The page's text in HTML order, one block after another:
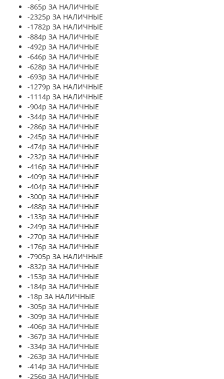
-865р ЗА НАЛИЧНЫЕ
-2325р ЗА НАЛИЧНЫЕ
-1782р ЗА НАЛИЧНЫЕ
-884р ЗА НАЛИЧНЫЕ
-492р ЗА НАЛИЧНЫЕ
-646р ЗА НАЛИЧНЫЕ
-628р ЗА НАЛИЧНЫЕ
-693р ЗА НАЛИЧНЫЕ
-1279р ЗА НАЛИЧНЫЕ
-1114р ЗА НАЛИЧНЫЕ
-904р ЗА НАЛИЧНЫЕ
-344р ЗА НАЛИЧНЫЕ
-286р ЗА НАЛИЧНЫЕ
-245р ЗА НАЛИЧНЫЕ
-474р ЗА НАЛИЧНЫЕ
-232р ЗА НАЛИЧНЫЕ
-416р ЗА НАЛИЧНЫЕ
-409р ЗА НАЛИЧНЫЕ
-404р ЗА НАЛИЧНЫЕ
-300р ЗА НАЛИЧНЫЕ
-488р ЗА НАЛИЧНЫЕ
-133р ЗА НАЛИЧНЫЕ
-249р ЗА НАЛИЧНЫЕ
-270р ЗА НАЛИЧНЫЕ
-176р ЗА НАЛИЧНЫЕ
-7905р ЗА НАЛИЧНЫЕ
-832р ЗА НАЛИЧНЫЕ
-153р ЗА НАЛИЧНЫЕ
-184р ЗА НАЛИЧНЫЕ
-18р ЗА НАЛИЧНЫЕ
-305р ЗА НАЛИЧНЫЕ
-309р ЗА НАЛИЧНЫЕ
-406р ЗА НАЛИЧНЫЕ
-367р ЗА НАЛИЧНЫЕ
-334р ЗА НАЛИЧНЫЕ
-263р ЗА НАЛИЧНЫЕ
-414р ЗА НАЛИЧНЫЕ
-256р ЗА НАЛИЧНЫЕ